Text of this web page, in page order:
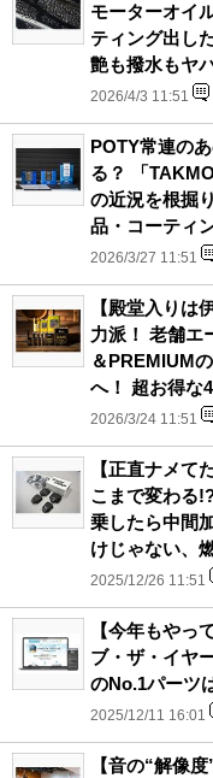
モーターオイ
ティング出し
艶も撥水もヤ
2026/4/3 11:51
POTY常連の
る？ 「
の近況を根掘
品・コーティ
2026/3/27 11:51
【殿堂入りは
力派！ 老舗エ
＆PREMIUM
へ！ 超お得な
2026/3/24 11:51
【正直ナメて
こまで変わる
乗したら中間
けじゃない、
2025/12/26 11:51
【今年もやっ
ブ・ザ・イヤ
のNo.1パーツ
2025/12/11 16:01
【音の“解像